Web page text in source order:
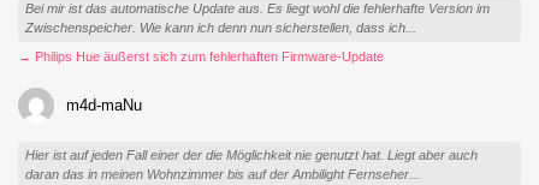
Bei mir ist das automatische Update aus. Es liegt wohl die fehlerhafte Version im
Zwischenspeicher. Wie kann ich denn nun sicherstellen, dass ich...
→ Philips Hue äußerst sich zum fehlerhaften Firmware-Update
m4d-maNu
Hier ist auf jeden Fall einer der die Möglichkeit nie genutzt hat. Liegt aber auch
daran das in meinen Wohnzimmer bis auf der Ambilight Fernseher...